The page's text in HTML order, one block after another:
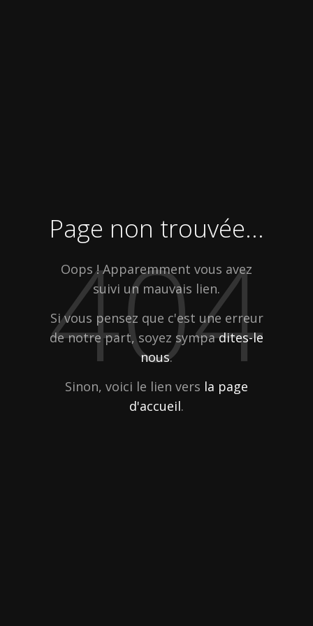
404
Page non trouvée...
Oops ! Apparemment vous avez
suivi un mauvais lien.
Si vous pensez que c'est une erreur
de notre part, soyez sympadites-le
nous.
Sinon, voici le lien vers la page
d'accueil.